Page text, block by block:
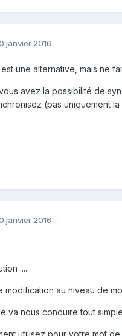
janvier 2016
est une alternative, mais ne
avez la possibilité de
(pas uniquement
janvier 2016
......
modification au niveau de
va nous conduire tout
utilisez pour votre mot